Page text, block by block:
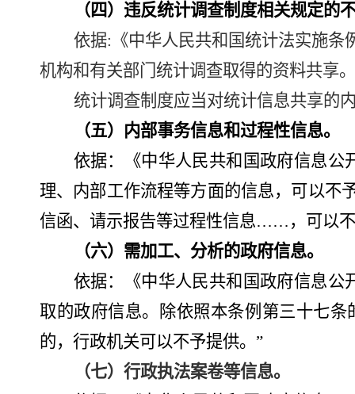
（ 四 ） 违反统计调查制度相关规定的
依据:《中华人民共和国统计法实施条
机构和有关部门统计调查取得的资料共享
统计调查制度应当对统计信息共享的
（五）内部事务信息和过程性信息。
依据：《中华人民共和国政府信息公
理、内部工作流程等方面的信息，可以不
信函、请示报告等过程性信息……，可以
（六）需加工、分析的政府信息。
依据：《中华人民共和国政府信息公
取的政府信息。除依照本条例第三十七
的，行政机关可以不予提供。”
（七）行政执法案卷等信息。